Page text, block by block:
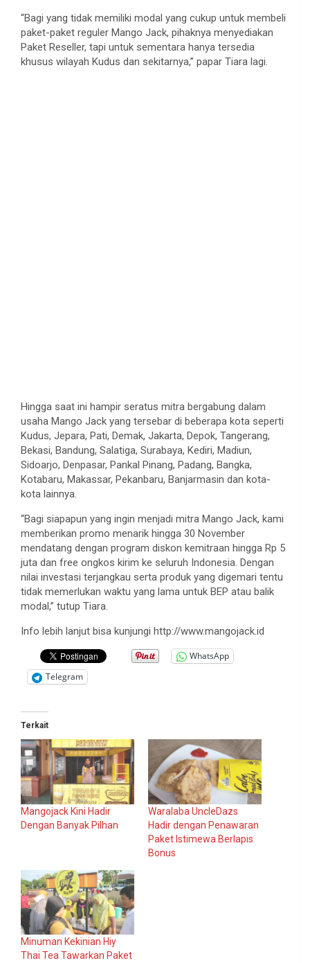
“Bagi yang tidak memiliki modal yang cukup untuk membeli
paket-paket reguler Mango Jack, pihaknya menyediakan
Paket Reseller, tapi untuk sementara hanya tersedia
khusus wilayah Kudus dan sekitarnya,” papar Tiara lagi.
Hingga saat ini hampir seratus mitra bergabung dalam
usaha Mango Jack yang tersebar di beberapa kota seperti
Kudus, Jepara, Pati, Demak, Jakarta, Depok, Tangerang,
Bekasi, Bandung, Salatiga, Surabaya, Kediri, Madiun,
Sidoarjo, Denpasar, Pankal Pinang, Padang, Bangka,
Kotabaru, Makassar, Pekanbaru, Banjarmasin dan kota-
kota lainnya.
“Bagi siapapun yang ingin menjadi mitra Mango Jack, kami
memberikan promo menarik hingga 30 November
mendatang dengan program diskon kemitraan hingga Rp 5
juta dan free ongkos kirim ke seluruh Indonesia. Dengan
nilai investasi terjangkau serta produk yang digemari tentu
tidak memerlukan waktu yang lama untuk BEP atau balik
modal,” tutup Tiara.
Info lebih lanjut bisa kunjungi http://www.mangojack.id
WhatsApp
Telegram
Terkait
Mangojack Kini Hadir
Dengan Banyak Pilhan
Waralaba UncleDazs
Hadir dengan Penawaran
Paket Istimewa Berlapis
Bonus
Minuman Kekinian Hiy
Thai Tea Tawarkan Paket